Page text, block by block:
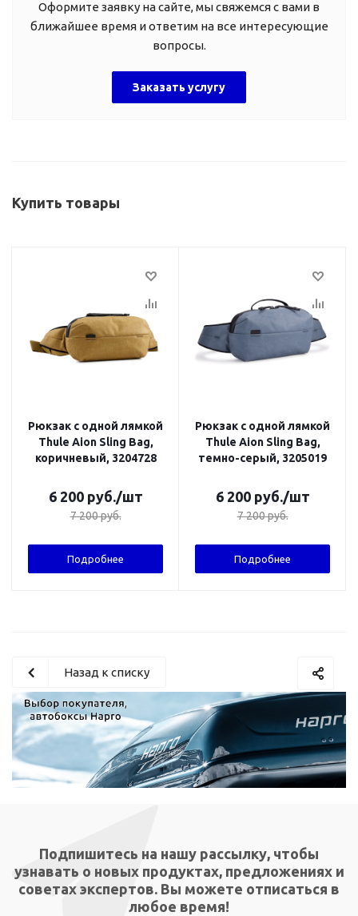
Оформите заявку на сайте, мы свяжемся с вами в
ближайшее время и ответим на все интересующие
вопросы.
Заказать услугу
Купить товары
Рюкзак с одной лямкой
Thule Aion Sling Bag,
коричневый, 3204728
6 200руб./шт
7 200руб.
Подробнее
Рюкзак с одной лямкой
Thule Aion Sling Bag,
темно-серый, 3205019
6 200руб./шт
7 200руб.
Подробнее
Назад к списку
Подпишитесь на нашу рассылку, чтобы
узнавать о новых продуктах, предложениях и
советах экспертов. Вы можете отписаться в
любое время!